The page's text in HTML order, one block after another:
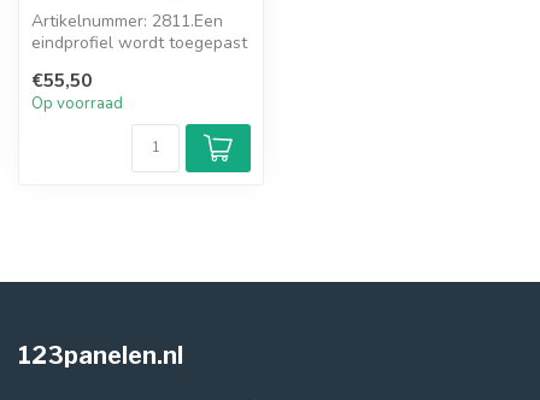
Artikelnummer: 2811.Een
eindprofiel wordt toegepast
€55,50
Op voorraad
123panelen.nl